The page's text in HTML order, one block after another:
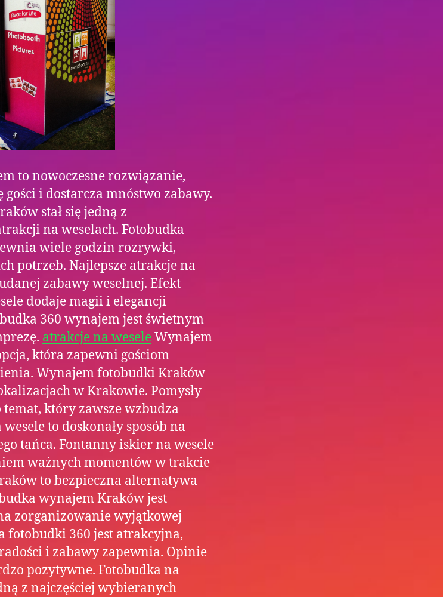
to nowoczesne rozwiązanie,
i dostarcza mnóstwo zabawy.
stał się jedną z
na weselach. Fotobudka
wiele godzin rozrywki,
potrzeb. Najlepsze atrakcje na
zabawy weselnej. Efekt
dodaje magii i elegancji
360 wynajem jest świetnym
atrakcje na weseleWynajem
która zapewni gościom
Wynajem fotobudki Kraków
w Krakowie. Pomysły
który zawsze wzbudza
to doskonały sposób na
tańca. Fontanny iskier na wesele
ważnych momentów w trakcie
to bezpieczna alternatywa
wynajem Kraków jest
zorganizowanie wyjątkowej
fotobudki 360 jest atrakcyjna,
i zabawy zapewnia. Opinie
pozytywne. Fotobudka na
z najczęściej wybieranych